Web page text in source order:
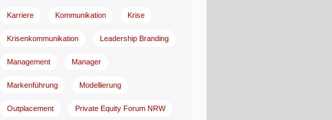
Karriere Kommunikation Krise
Krisenkommunikation Leadership Branding
Management Manager
Markenführung Modellierung
Outplacement Private Equity Forum NRW